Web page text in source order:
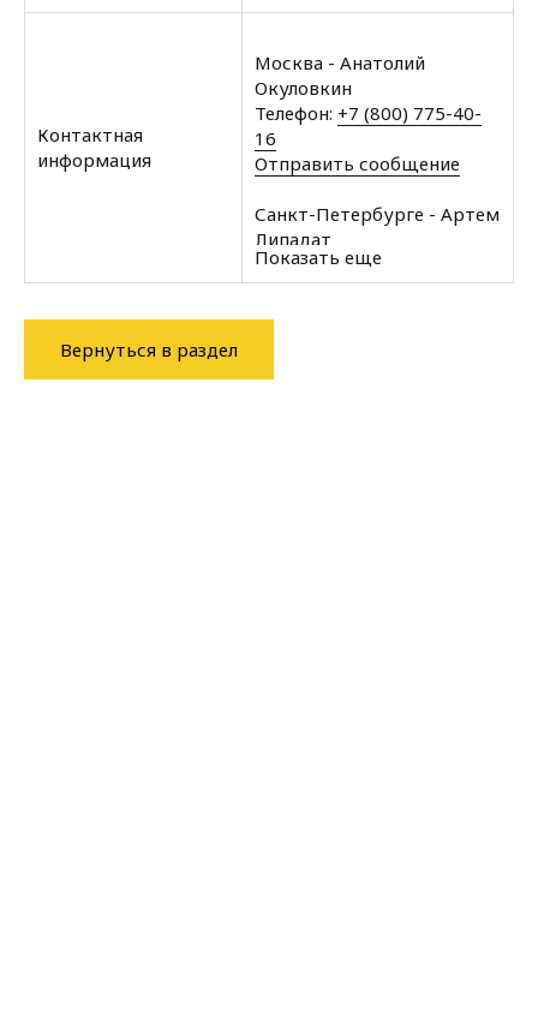
Контактная
информация
Москва - Анатолий
Окуловкин
Телефон: +7 (800) 775-40-
16
Отправить сообщение
Санкт-Петербурге - Артем
Липадат
Телефон:+7 (812) 602-35-
00
Отправить сообщение
Показать еще
Вернуться в раздел